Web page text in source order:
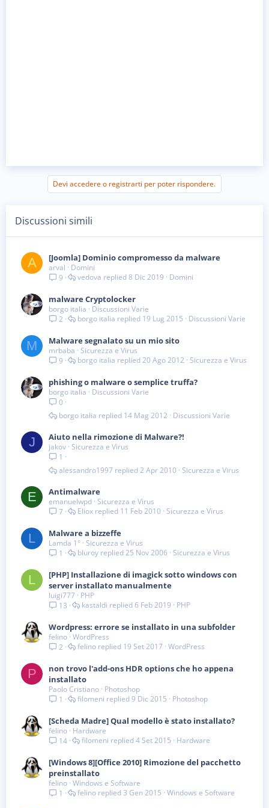
Devi accedere o registrarti per poter rispondere.
Discussioni simili
A [Joomla] Dominio compromesso da malware
arval
Domini
9
Domini
8 Dic 2019
vedova
malware Cryptolocker
borgo italia
Discussioni Varie
2
Discussioni Varie
19 Lug 2015
borgo italia
M Malware segnalato su un mio sito
mrbaba Sicurezza e Virus
9
Sicurezza e Virus
20 Ago 2012
borgo italia
phishing o malware o semplice truffa?
borgo italia
Discussioni Varie
0
Discussioni Varie
14 Mag 2012
borgo italia
J Aiuto nella rimozione di Malware?!
jakov Sicurezza e Virus
1
Sicurezza e Virus
2 Apr 2010
alessandro1997
E Antimalware
emanuelwpd Sicurezza e Virus
7
Sicurezza e Virus
11 Feb 2010
Eliox
L Malware a bizzeffe
Lamda 1° Sicurezza e Virus
1
Sicurezza e Virus
25 Nov 2006
bluroy
L
[PHP] Installazione di imagick sotto windows con
server installato manualmente
luigi777 PHP
13
PHP
6 Feb 2019
kastaldi
Wordpress: errore se installato in una subfolder
felino WordPress
2
WordPress
19 Set 2017
felino
P
non trovo l'add-ons HDR options che ho appena
installato
Paolo Cristiano Photoshop
1
Photoshop
9 Dic 2015
filomeni
[Scheda Madre] Qual modello è stato installato?
felino Hardware
14
Hardware
4 Set 2015
filomeni
[Windows 8][Office 2010] Rimozione del pacchetto
preinstallato
felino Windows e Software
1
Windows e Software
3 Gen 2015
felino